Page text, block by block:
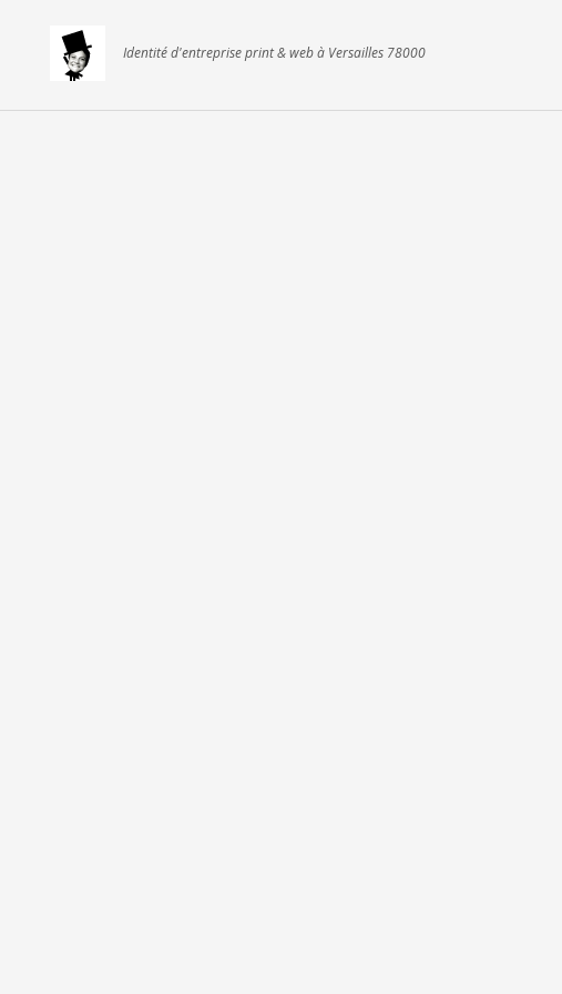
Identité d'entreprise print & web à Versailles 78000